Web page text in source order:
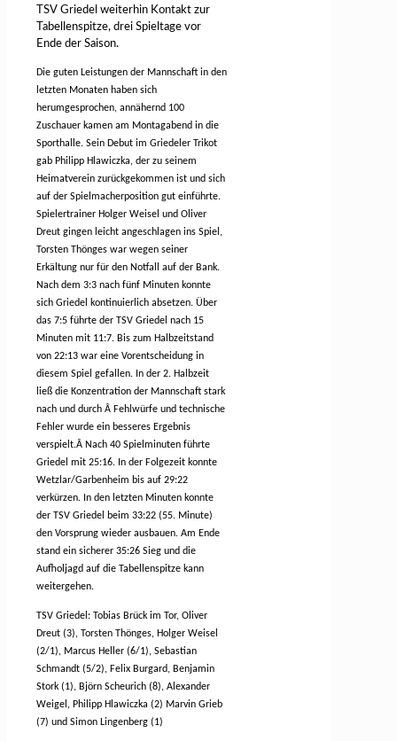
TSV Griedel weiterhin Kontakt zur
Tabellenspitze, drei Spieltage vor
Ende der Saison.
Die guten Leistungen der Mannschaft in den
letzten Monaten haben sich
herumgesprochen, annähernd 100
Zuschauer kamen am Montagabend in die
Sporthalle. Sein Debut im Griedeler Trikot
gab Philipp Hlawiczka, der zu seinem
Heimatverein zurückgekommen ist und sich
auf der Spielmacherposition gut einführte.
Spielertrainer Holger Weisel und Oliver
Dreut gingen leicht angeschlagen ins Spiel,
Torsten Thönges war wegen seiner
Erkältung nur für den Notfall auf der Bank.
Nach dem 3:3 nach fünf Minuten konnte
sich Griedel kontinuierlich absetzen. Über
das 7:5 führte der TSV Griedel nach 15
Minuten mit 11:7. Bis zum Halbzeitstand
von 22:13 war eine Vorentscheidung in
diesem Spiel gefallen. In der 2. Halbzeit
ließ die Konzentration der Mannschaft stark
nach und durch Â Fehlwürfe und technische
Fehler wurde ein besseres Ergebnis
verspielt.Â Nach 40 Spielminuten führte
Griedel mit 25:16. In der Folgezeit konnte
Wetzlar/Garbenheim bis auf 29:22
verkürzen. In den letzten Minuten konnte
der TSV Griedel beim 33:22 (55. Minute)
den Vorsprung wieder ausbauen. Am Ende
stand ein sicherer 35:26 Sieg und die
Aufholjagd auf die Tabellenspitze kann
weitergehen.
TSV Griedel: Tobias Brück im Tor, Oliver
Dreut (3), Torsten Thönges, Holger Weisel
(2/1), Marcus Heller (6/1), Sebastian
Schmandt (5/2), Felix Burgard, Benjamin
Stork (1), Björn Scheurich (8), Alexander
Weigel, Philipp Hlawiczka (2) Marvin Grieb
(7) und Simon Lingenberg (1)